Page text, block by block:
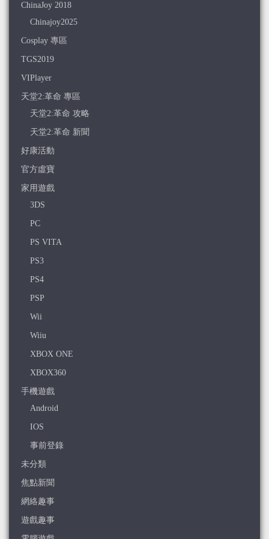
ChinaJoy 2018
Chinajoy2025
Cosplay 專區
TGS2019
VIPlayer
天堂2:革命 專區
天堂2:革命 攻略
天堂2:革命 新聞
好康活動
官方虛寶
家用遊戲
3DS
PC
PS VITA
PS3
PS4
PSP
Wii
Wiiu
XBOX ONE
XBOX360
手機遊戲
Android
IOS
事前登錄
未分類
焦點新聞
網絡趣事
遊戲趣事